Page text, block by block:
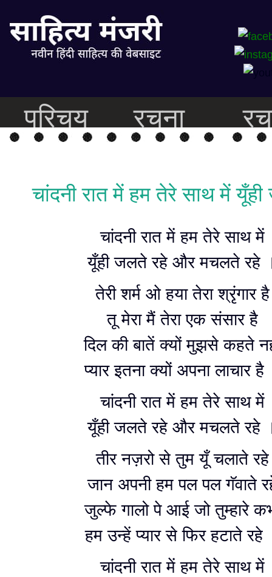
परिचय रचना
चांदनी रात में हम तेरे साथ में
चांदनी रात में हम तेरे साथ में
यूँही जलते रहे और मचलते रहे
तेरी शर्म ओ हया तेरा श्रृंगार है
तू मेरा मैं तेरा एक संसार है
दिल की बातें क्यों मुझसे कहते
प्यार इतना क्यों अपना लाचार है
चांदनी रात में हम तेरे साथ में
यूँही जलते रहे और मचलते रहे
तीर नज़रो से तुम यूँ चलाते रहे
जान अपनी हम पल पल गॅवाते
जुल्फे गालो पे आई जो तुम्हारे
हम उन्हें प्यार से फिर हटाते रहे
चांदनी रात में हम तेरे साथ में